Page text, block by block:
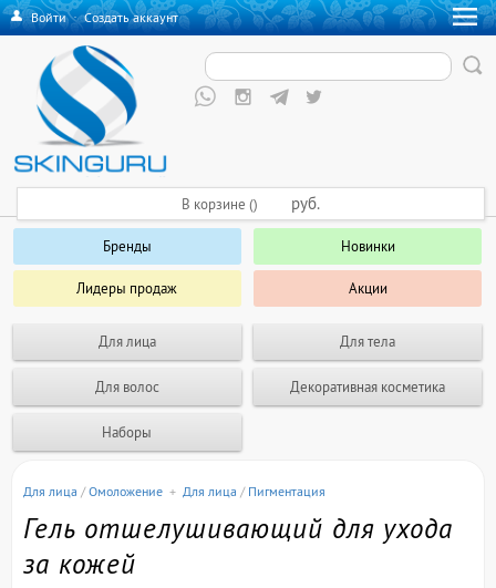
Войти·Создать аккаунт
Бренды Новинки
Лидеры продаж Акции
Для лица Для тела
Для волос Декоративная косметика
Наборы
В корзине () руб.
Для лица /Омоложение + Для лица / Пигментация
Гель отшелушивающий для ухода
за кожей